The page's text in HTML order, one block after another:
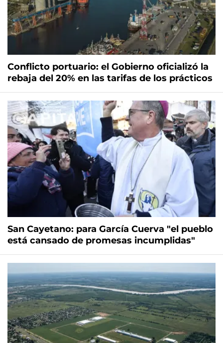
Conflicto portuario: el Gobierno oficializó la
rebaja del 20% en las tarifas de los prácticos
San Cayetano: para García Cuerva "el pueblo
está cansado de promesas incumplidas"